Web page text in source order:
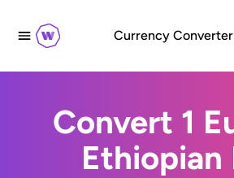
Currency Converter
Convert 1
Ethiopian